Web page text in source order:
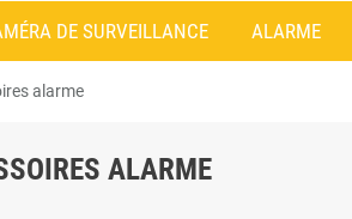
DE SURVEILLANCE ALARME
alarme
ALARME